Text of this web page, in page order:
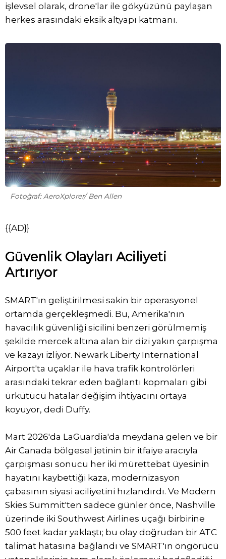
işlevsel olarak, drone'lar ile gökyüzünü paylaşan
herkes arasındaki eksik altyapı katmanı.
Fotoğraf: AeroXplorer/ Ben Allen
{{AD}}
Güvenlik Olayları Aciliyeti
Artırıyor
SMART'ın geliştirilmesi sakin bir operasyonel
ortamda gerçekleşmedi. Bu, Amerika'nın
havacılık güvenliği sicilini benzeri görülmemiş
şekilde mercek altına alan bir dizi yakın çarpışma
ve kazayı izliyor. Newark Liberty International
Airport'ta uçaklar ile hava trafik kontrolörleri
arasındaki tekrar eden bağlantı kopmaları gibi
ürkütücü hatalar değişim ihtiyacını ortaya
koyuyor, dedi Duffy.
Mart 2026'da LaGuardia'da meydana gelen ve bir
Air Canada bölgesel jetinin bir itfaiye aracıyla
çarpışması sonucu her iki mürettebat üyesinin
hayatını kaybettiği kaza, modernizasyon
çabasının siyasi aciliyetini hızlandırdı. Ve Modern
Skies Summit'ten sadece günler önce, Nashville
üzerinde iki Southwest Airlines uçağı birbirine
500 feet kadar yaklaştı; bu olay doğrudan bir ATC
talimat hatasına bağlandı ve SMART'ın öngörücü